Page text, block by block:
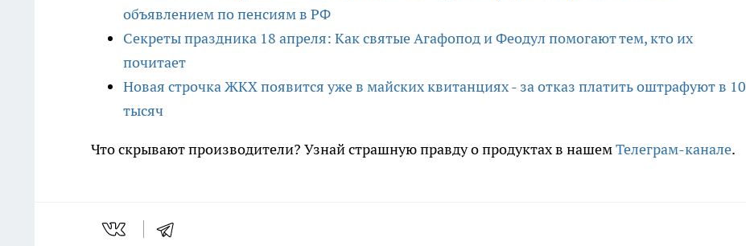
объявлением по пенсиям в РФ
Секреты праздника 18 апреля: Как святые Агафопод и Феодул помогают тем, кто их
почитает
Новая строчка ЖКХ появится уже в майских квитанциях - за отказ платить оштрафуют в 10
тысяч
Что скрывают производители? Узнай страшную правду о продуктах в нашемТелеграм-канале.